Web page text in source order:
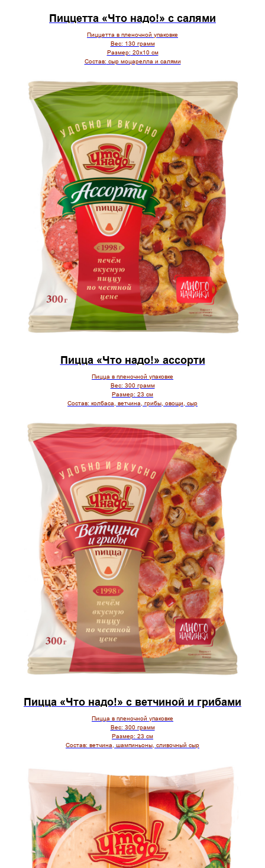
Пиццетта «Что надо!» с салями
Пиццетта в пленочной упаковке
Вес: 130 грамм
Размер: 20х10 см
Состав: сыр моцарелла и салями
Пицца «Что надо!» ассорти
Пицца в пленочной упаковке
Вес: 300 грамм
Размер: 23 см
Состав: колбаса, ветчина, грибы, овощи, сыр
Пицца «Что надо!» с ветчиной и грибами
Пицца в пленочной упаковке
Вес: 300 грамм
Размер: 23 см
Состав: ветчина, шампиньоны, сливочный сыр